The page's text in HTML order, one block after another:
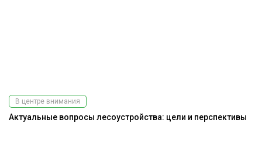
В центре внимания
Актуальные вопросы лесоустройства: цели и перспективы